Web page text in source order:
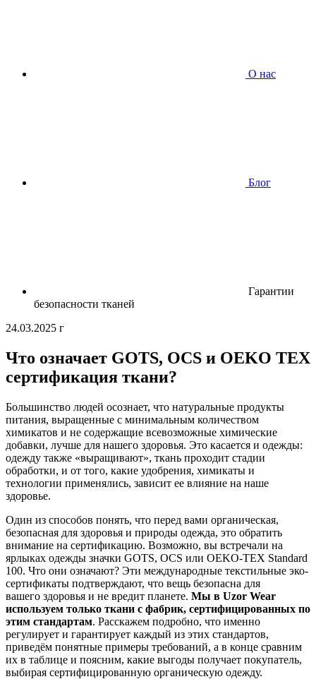
О нас
Блог
Гарантии
безопасности тканей
24.03.2025 г
Что означает GOTS, OCS и OEKO TEX
сертификация ткани?
Большинство людей осознает, что натуральные продукты
питания, выращенные с минимальным количеством
химикатов и не содержащие всевозможные химические
добавки, лучше для нашего здоровья. Это касается и одежды:
одежду также «выращивают», ткань проходит стадии
обработки, и от того, какие удобрения, химикаты и
технологии применялись, зависит ее влияние на наше
здоровье.
Один из способов понять, что перед вами органическая,
безопасная для здоровья и природы одежда, это обратить
внимание на сертификацию. Возможно, вы встречали на
ярлыках одежды значки GOTS, OCS или OEKO-TEX Standard
100. Что они означают? Эти международные текстильные эко-
сертификаты подтверждают, что вещь безопасна для
вашего здоровья и не вредит планете. Мы в Uzor Wear
используем только ткани с фабрик, сертифицированных по
этим стандартам. Расскажем подробно, что именно
регулирует и гарантирует каждый из этих стандартов,
приведём понятные примеры требований, а в конце сравним
их в таблице и поясним, какие выгоды получает покупатель,
выбирая сертифицированную органическую одежду.